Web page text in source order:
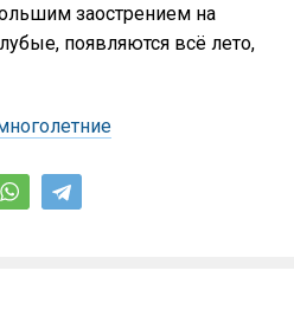
заострением на
появляются всё лето,